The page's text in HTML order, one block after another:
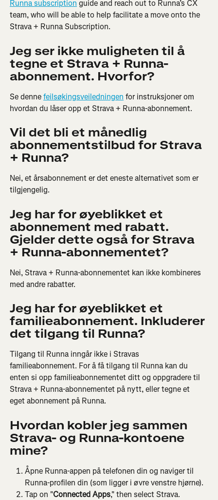
Runna subscription guide and reach out to Runna’s CX
team, who will be able to help facilitate a move onto the
Strava + Runna Subscription.
Jeg ser ikke muligheten til å
tegne et Strava + Runna-
abonnement. Hvorfor?
Se denne feilsøkingsveiledningen for instruksjoner om
hvordan du låser opp et Strava + Runna-abonnement.
Vil det bli et månedlig
abonnementstilbud for Strava
+ Runna?
Nei, et årsabonnement er det eneste alternativet som er
tilgjengelig.
Jeg har for øyeblikket et
abonnement med rabatt.
Gjelder dette også for Strava
+ Runna-abonnementet?
Nei, Strava + Runna-abonnementet kan ikke kombineres
med andre rabatter.
Jeg har for øyeblikket et
familieabonnement. Inkluderer
det tilgang til Runna?
Tilgang til Runna inngår ikke i Stravas
familieabonnement. For å få tilgang til Runna kan du
enten si opp familieabonnementet ditt og oppgradere til
Strava + Runna-abonnementet på nytt, eller tegne et
eget abonnement på Runna.
Hvordan kobler jeg sammen
Strava- og Runna-kontoene
mine?
Åpne Runna-appen på telefonen din og naviger til
Runna-profilen din (som ligger i øvre venstre hjørne).
Tap on "Connected Apps," then select Strava.